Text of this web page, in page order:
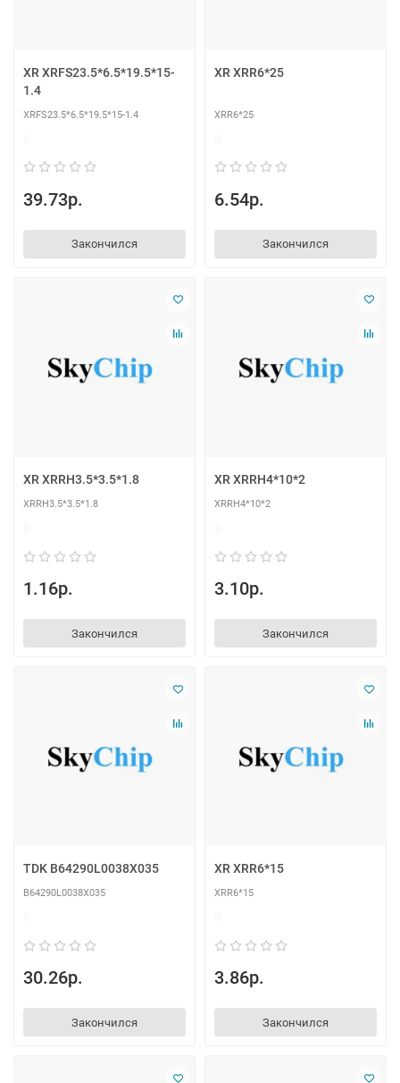
XR XRFS23.5*6.5*19.5*15-
1.4
XRFS23.5*6.5*19.5*15-1.4
39.73р.
Закончился
XR XRR6*25
XRR6*25
6.54р.
Закончился
XR XRRH3.5*3.5*1.8
XRRH3.5*3.5*1.8
1.16р.
Закончился
XR XRRH4*10*2
XRRH4*10*2
3.10р.
Закончился
TDK B64290L0038X035
B64290L0038X035
30.26р.
Закончился
XR XRR6*15
XRR6*15
3.86р.
Закончился